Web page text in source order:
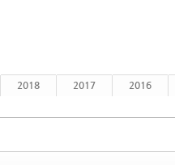
2018 2017 2016